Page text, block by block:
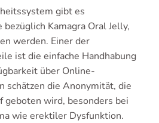
gibt es
Kamagra Oral Jelly,
werden. Einer der
ist die einfache Handhabung
über Online-
schätzen die Anonymität, die
geboten wird, besonders bei
wie erektiler Dysfunktion.